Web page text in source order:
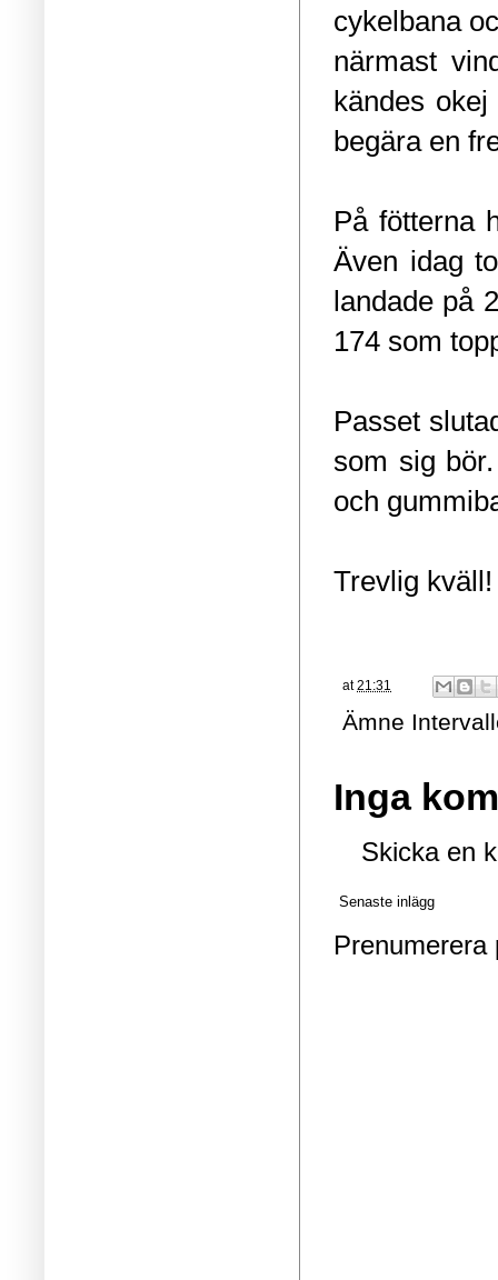
cykelbana
närmast
kändes
begära en
På fötterna
Även idag
landade på
174 som
Passet
som sig
och
Trevlig kväll!
at21:31
Ämne
Inga
Skicka en
Senaste inlägg